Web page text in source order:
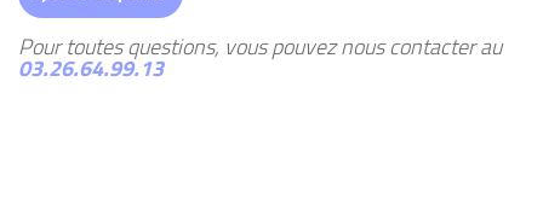
Pour toutes questions, vous pouvez nous contacter au
03.26.64.99.13